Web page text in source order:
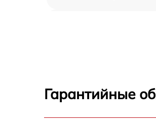
Гарантийные